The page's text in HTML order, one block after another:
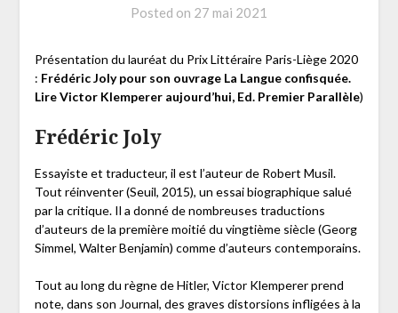
Posted on 27 mai 2021
Présentation du lauréat du Prix Littéraire Paris-Liège 2020
: Frédéric Joly pour son ouvrage La Langue confisquée.
Lire Victor Klemperer aujourd’hui, Ed. Premier Parallèle)
Frédéric Joly
Essayiste et traducteur, il est l’auteur de Robert Musil.
Tout réinventer (Seuil, 2015), un essai biographique salué
par la critique. Il a donné de nombreuses traductions
d’auteurs de la première moitié du vingtième siècle (Georg
Simmel, Walter Benjamin) comme d’auteurs contemporains.
Tout au long du règne de Hitler, Victor Klemperer prend
note, dans son Journal, des graves distorsions infligées à la